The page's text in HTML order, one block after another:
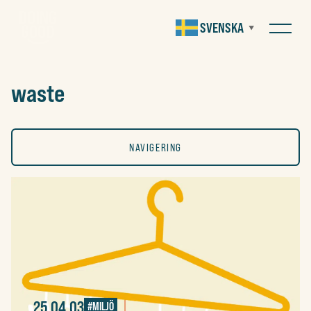
SVENSKA ▼
waste
NAVIGERING
ALLA
KONST
SOCIALT
25.04.03 #MILJÖ